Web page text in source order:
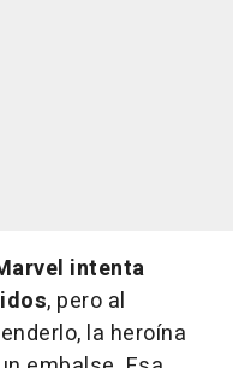
intenta
, pero al
la heroína